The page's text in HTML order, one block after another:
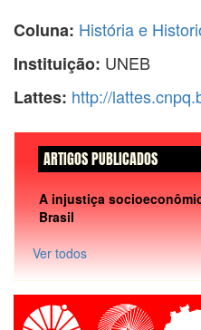
Coluna: História e
Instituição: UNEB
Lattes: http://
ARTIGOS PUBLICADOS
A injustiça
Brasil
Ver todos